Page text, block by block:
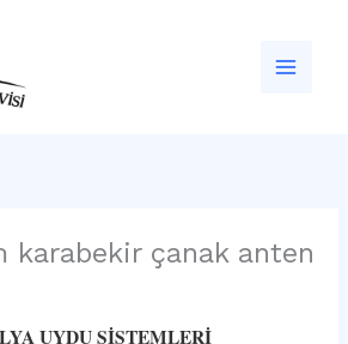
karabekir çanak anten
UYDU SİSTEMLERİ